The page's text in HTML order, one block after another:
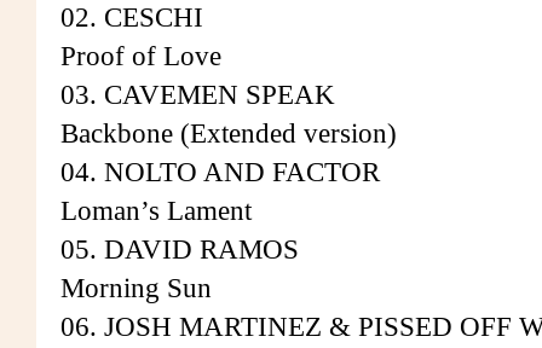
02. CESCHI
Proof of Love
03. CAVEMEN SPEAK
Backbone (Extended version)
04. NOLTO AND FACTOR
Loman’s Lament
05. DAVID RAMOS
Morning Sun
06. JOSH MARTINEZ & PISSED OFF